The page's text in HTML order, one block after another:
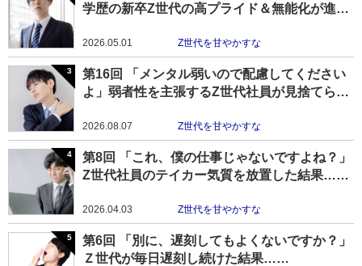
学歴の新卒Z世代の高プライド＆無能化が進む
2026.05.01 Z世代を甘やかすな
第16回 「メンタル弱いので配慮してください
よ」弱者性を主張するZ世代社員が見捨てられ
2026.08.07 Z世代を甘やかすな
第8回 「これ、僕の仕事じゃないですよね？」
Z世代社員のテイカー気質を放置した結果……
2026.04.03 Z世代を甘やかすな
第6回 「別に、遅刻してもよくないですか？」
Ｚ世代が毎日遅刻し続けた結果……